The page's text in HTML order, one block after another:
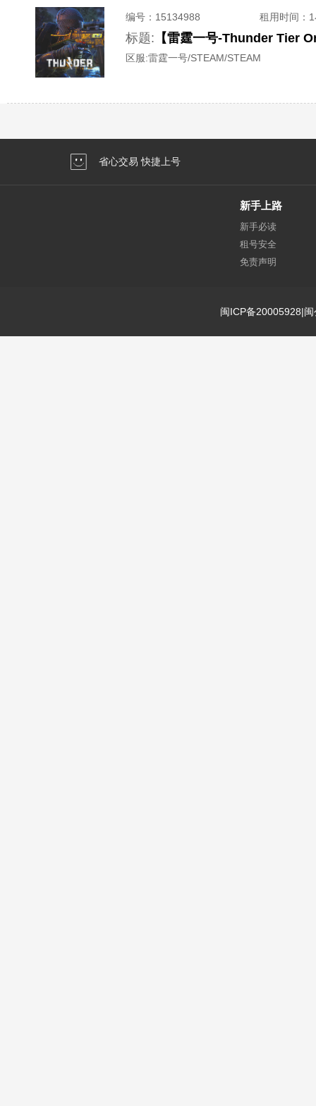
编号： 15134988 租用时间 ：
标题: 【雷霆一号-Thunder Tier
区服:雷霆一号/STEAM/STEAM
省心交易 快捷上号
新手上路
新手必读
租号安全
免责声明
闽ICP备20005928|